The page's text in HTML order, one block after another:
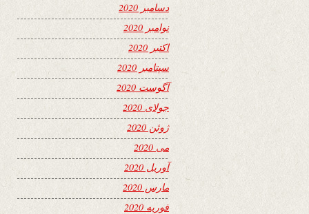
دسامبر 2020
نوامبر 2020
اکتبر 2020
سپتامبر 2020
آگوست 2020
جولای 2020
ژوئن 2020
می 2020
آوریل 2020
مارس 2020
فوریه 2020